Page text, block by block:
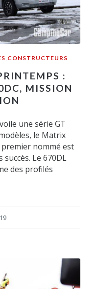
CONSTRUCTEURS
:
MISSION
une série GT
le Matrix
premier nommé est
Le 670DL
des profilés